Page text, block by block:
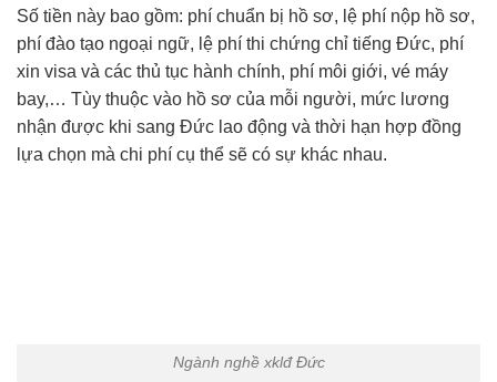
Số tiền này bao gồm: phí chuẩn bị hồ sơ, lệ phí nộp hồ sơ,
phí đào tạo ngoại ngữ, lệ phí thi chứng chỉ tiếng Đức, phí
xin visa và các thủ tục hành chính, phí môi giới, vé máy
bay,… Tùy thuộc vào hồ sơ của mỗi người, mức lương
nhận được khi sang Đức lao động và thời hạn hợp đồng
lựa chọn mà chi phí cụ thể sẽ có sự khác nhau.
Ngành nghề xklđ Đức